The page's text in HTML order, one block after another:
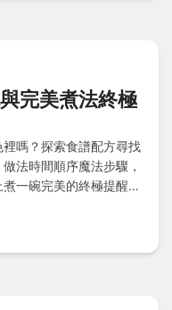
完美煮法終極
嗎？探索食譜配方尋找
法時間順序魔法步驟，
一碗完美的終極提醒與